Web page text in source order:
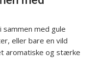
med gule
eller bare en vild
aromatiske og stærke